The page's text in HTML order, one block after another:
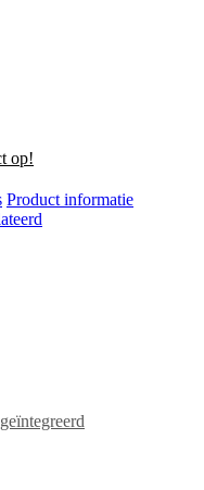
op!
Product informatie